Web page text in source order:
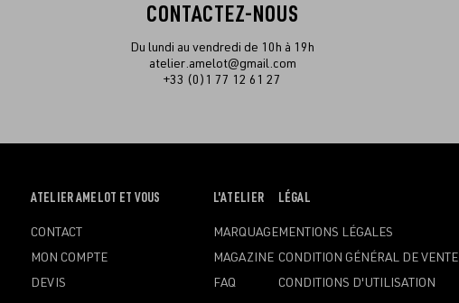
CONTACTEZ-NOUS
Du lundi au vendredi de 10h à 19h
atelier.amelot@gmail.com
+33 (0)1 77 12 61 27
OUVRIR
MENU
ATELIER AMELOT ET VOUS
CONTACT
MON COMPTE
DEVIS
OUVRIR
MENU
L'ATELIER
MARQUAGE
MAGAZINE
FAQ
OUVRIR
MENU
LÉGAL
MENTIONS LÉGALES
CONDITION GÉNÉRAL DE VENTE
CONDITIONS D'UTILISATION